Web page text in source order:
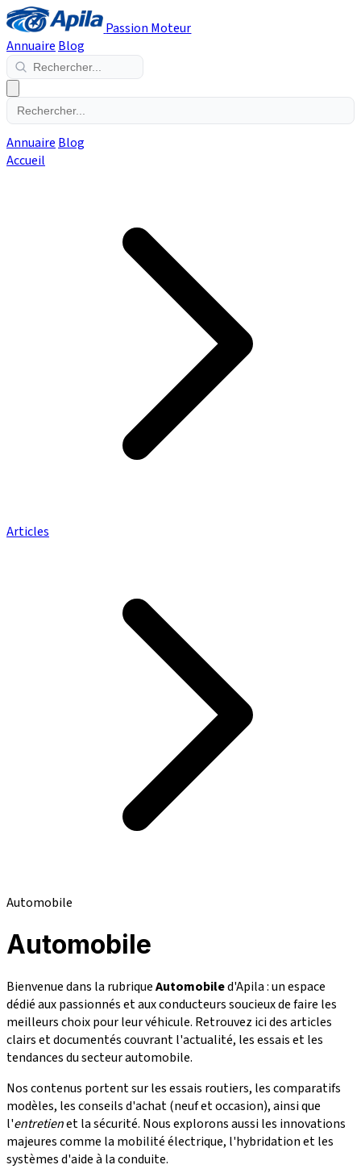
Passion Moteur
Annuaire Blog
Annuaire Blog
Accueil
Articles
Automobile
Automobile
Bienvenue dans la rubriqueAutomobiled'Apila : un espace
dédié aux passionnés et aux conducteurs soucieux de faire les
meilleurs choix pour leur véhicule. Retrouvez ici des articles
clairs et documentés couvrant l'actualité, les essais et les
tendances du secteur automobile.
Nos contenus portent sur les essais routiers, les comparatifs
modèles, les conseils d'achat (neuf et occasion), ainsi que
l'entretienet la sécurité. Nous explorons aussi les innovations
majeures comme la mobilité électrique, l'hybridation et les
systèmes d'aide à la conduite.